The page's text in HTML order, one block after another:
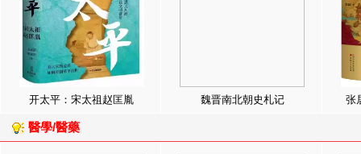
开太平：宋太祖赵匡胤 魏晋南北朝史札记 张
醫學/醫藥